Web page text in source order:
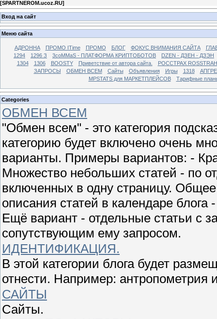
[SPARTNEROM.ucoz.RU]
Вход на сайт
Меню сайта
АДРОННА ПРОМО ITime ПРОМО БЛОГ ФОКУС ВНИМАНИЯ САЙТА
1294
1296 З 3coMMaS - ПЛАТФОРМА КРИПТОБОТОВ
DZEN - ДЗЕН - ДЗЭН
1304
1306 BOOSTY Приветствие от автора сайта.
РОССТРАХ ROSSTRAH
ЗАПРОСЫ
ОБМЕН ВСЕМ Сайты Объявления Игры 1318
MPSTATS для МАРКЕТПЛЕЙСОВ
Тарифные
Categories
ОБМЕН ВСЕМ
"Обмен всем" - это категория
категорию будет включено очень
варианты. Примеры вариантов: -
Множество небольших статей - по
включенных в одну страницу.
описания статей в календаре
Ещё вариант - отдельные статьи с
сопутствующим ему запросом.
ИДЕНТИФИКАЦИЯ.
В этой категории блога будет
отнести. Например: антропометрия
САЙТЫ
Сайты.